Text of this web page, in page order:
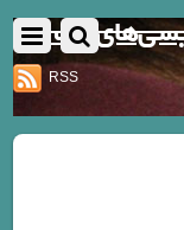
یک نفر
RSS